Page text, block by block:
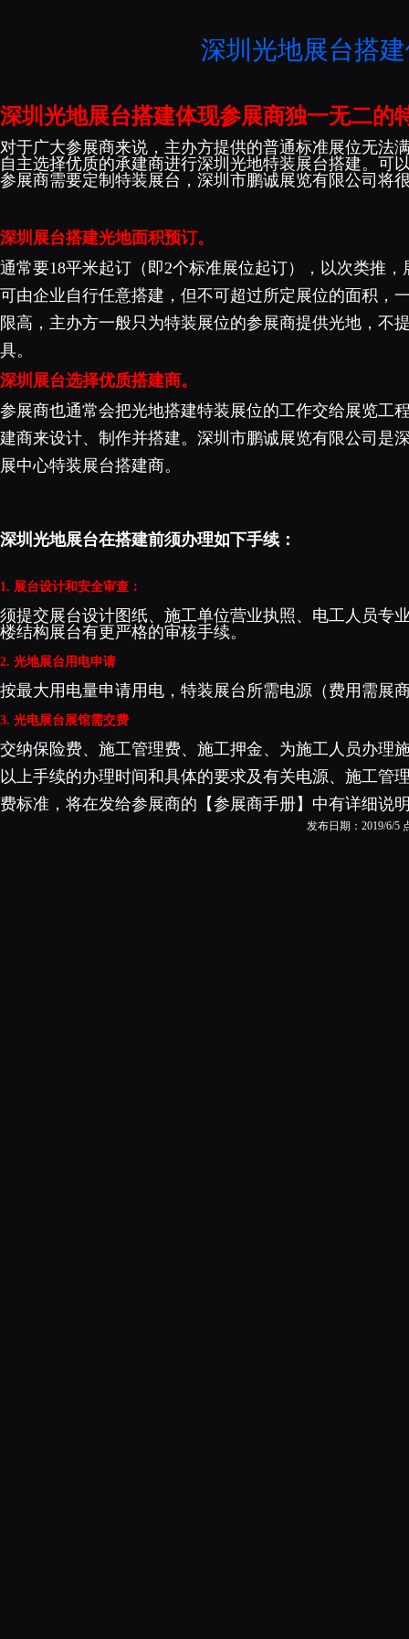
深圳光地展台搭
深圳光地展台搭建体现参展商独一无二的
对于广大参展商来说，主办方提供的普通标准展位无法
自主选择优质的承建商进行深圳光地特装展台搭建。可
参展商需要定制特装展台，深圳市鹏诚展览有限公司将
深圳展台搭建光地面积预订。
通常要18平米起订（即2个标准展位起订），以次类推，
可由企业自行任意搭建，但不可超过所定展位的面积，
限高，主办方一般只为特装展位的参展商提供光地，不
具。
深圳展台选择优质搭建商。
参展商也通常会把光地搭建特装展位的工作交给展览工
建商来设计、制作并搭建。深圳市鹏诚展览有限公司是
展中心特装展台搭建商。
深圳光地展台在搭建前须办理如下手续：
1. 展台设计和安全审查：
须提交展台设计图纸、施工单位营业执照、 电工人员专
楼结构展台有更严格的审核手续。
2. 光地展台用电申请
按最大用电量申请用电， 特装展台所需电源（费用需展
3. 光电展台展馆需交费
交纳保险费、施工管理费、施工押金、为施工人员办理
以上手续的办理时间和具体的要求及有关电源、施工管
费标准，将在发给参展商的【参展商手册】中有详细说
发布日期：2019/6/